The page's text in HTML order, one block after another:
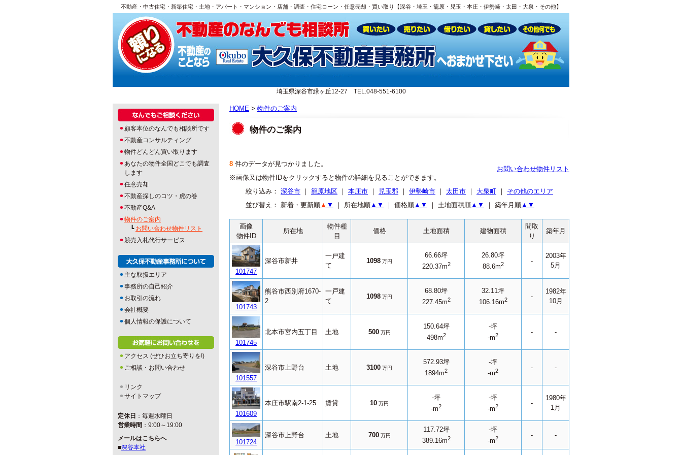
不動産・中古住宅・新築住宅・土地・アパート・マンション・店舗・調査・住宅ローン・任意売却・買い取り【深谷・埼玉・籠原・児玉・本庄・伊勢崎・太田・大泉・その他】
埼玉県深谷市緑ヶ丘12-27 TEL.048-551-6100
HOME > 物件のご案内
物件のご案内
8 件のデータが見つかりました。
※画像又は物件IDをクリックすると物件の詳細を見ることができます。
お問い合わせ物件リスト
絞り込み： 深谷市 ｜ 籠原地区 ｜ 本庄市 ｜ 児玉郡 ｜ 伊勢崎市 ｜ 太田市 ｜ 大泉町 ｜ その他のエリア
並び替え： 新着・更新順▲ ▼ ｜ 所在地順▲ ▼ ｜ 価格順▲ ▼ ｜ 土地面積順▲ ▼ ｜ 築年月順▲ ▼
画像
物件ID
所在地
物件種
目
価格 土地面積 建物面積
間取
り
築年月
101747
深谷市新井
一戸建
て
1098 万円
66.66坪
220.37m2
26.80坪
88.6m2 -
2003年
5月
101743
熊谷市西別府1670-
2
一戸建
て
1098 万円
68.80坪
227.45m2
32.11坪
106.16m2 -
1982年
10月
101745
北本市宮内五丁目 土地 500万円
150.64坪
498m2
-坪
-m2 - -
101557
深谷市上野台 土地 3100 万円
572.93坪
1894m2
-坪
-m2 - -
101609
本庄市駅南2-1-25 賃貸 10 万円
-坪
-m2
-坪
-m2 -
1980年
1月
101724
深谷市上野台 土地 700万円
117.72坪
389.16m2
-坪
-m2 - -
顧客本位のなんでも相談所です
不動産コンサルティング
物件どんどん買い取ります
あなたの物件全国どこでも調査
します
任意売却
不動産探しのコツ・虎の巻
不動産Q&A
物件のご案内
┗ お問い合わせ物件リスト
競売入札代行サービス
主な取扱エリア
事務所の自己紹介
お取引の流れ
会社概要
個人情報の保護について
アクセス (ぜひお立ち寄りを!)
ご相談・お問い合わせ
リンク
サイトマップ
定休日 ：毎週水曜日
営業時間 ：9:00～19:00
メールはこちらへ
■深谷本社